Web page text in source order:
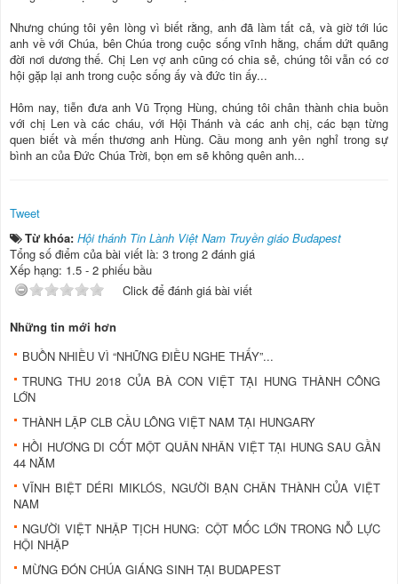
Nhưng chúng tôi yên lòng vì biết rằng, anh đã làm tất cả, và giờ tới lúc
anh về với Chúa, bên Chúa trong cuộc sống vĩnh hằng, chấm dứt quãng
đời nơi dương thế. Chị Len vợ anh cũng có chia sẻ, chúng tôi vẫn có cơ
hội gặp lại anh trong cuộc sống ấy và đức tin ấy...
Hôm nay, tiễn đưa anh Vũ Trọng Hùng, chúng tôi chân thành chia buồn
với chị Len và các cháu, với Hội Thánh và các anh chị, các bạn từng
quen biết và mến thương anh Hùng. Cầu mong anh yên nghỉ trong sự
bình an của Đức Chúa Trời, bọn em sẽ không quên anh...
Tweet
Từ khóa: Hội thánh Tin Lành Việt Nam Truyền giáo Budapest
Tổng số điểm của bài viết là: 3 trong 2 đánh giá
Xếp hạng: 1.5 - 2 phiếu bầu
Click để đánh giá bài viết
Những tin mới hơn
BUỒN NHIỀU VÌ “NHỮNG ĐIỀU NGHE THẤY”...
TRUNG THU 2018 CỦA BÀ CON VIỆT TẠI HUNG THÀNH CÔNG
LỚN
THÀNH LẬP CLB CẦU LÔNG VIỆT NAM TẠI HUNGARY
HỒI HƯƠNG DI CỐT MỘT QUÂN NHÂN VIỆT TẠI HUNG SAU GẦN
44 NĂM
VĨNH BIỆT DÉRI MIKLÓS, NGƯỜI BẠN CHÂN THÀNH CỦA VIỆT
NAM
NGƯỜI VIỆT NHẬP TỊCH HUNG: CỘT MỐC LỚN TRONG NỖ LỰC
HỘI NHẬP
MỪNG ĐÓN CHÚA GIÁNG SINH TẠI BUDAPEST